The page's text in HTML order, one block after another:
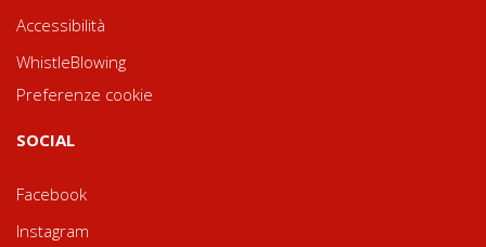
Accessibilità
WhistleBlowing
Preferenze cookie
SOCIAL
Facebook
Instagram